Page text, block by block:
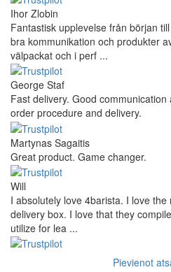
Ihor Zlobin
Fantastisk upplevelse från början
bra kommunikation och produkter
välpackat och i perf ...
George Staf
Fast delivery. Good
order procedure and delivery.
Martynas Sagaitis
Great product. Game changer.
Will
I absolutely love 4barista. I love
delivery box. I love that they
utilize for lea ...
Pievienot